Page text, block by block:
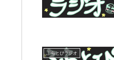
ふらとぴラジオ